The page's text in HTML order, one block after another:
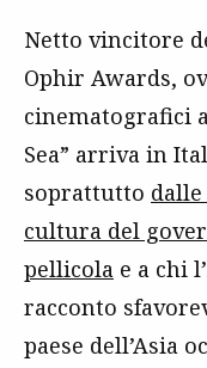
Netto vincitore
Ophir Awards,
cinematografici
Sea” arriva in
soprattutto
cultura del
pellicola e a chi
racconto
paese dell’Asia